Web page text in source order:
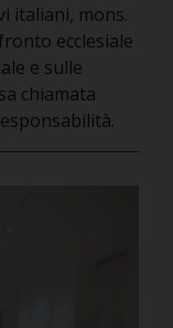
italiani, mons.
ecclesiale
e sulle
chiamata